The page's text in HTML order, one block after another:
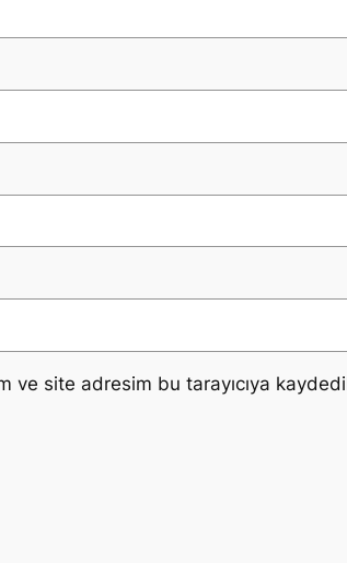
ve site adresim bu tarayıcıya